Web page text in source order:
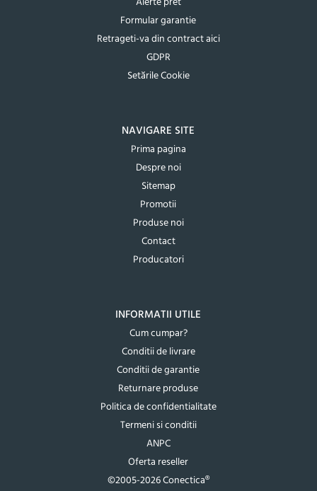
Formular garantie
Retrageti-va din contract aici
GDPR
Setările Cookie
NAVIGARE SITE
Prima pagina
Despre noi
Sitemap
Promotii
Produse noi
Contact
Producatori
INFORMATII UTILE
Cum cumpar?
Conditii de livrare
Conditii de garantie
Returnare produse
Politica de confidentialitate
Termeni si conditii
ANPC
Oferta reseller
©2005-2026 Conectica®